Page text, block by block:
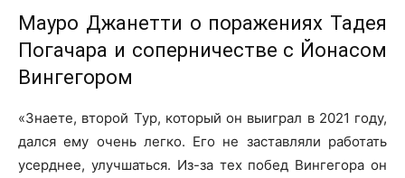
Мауро Джанетти о поражениях Тадея
Погачара и соперничестве с Йонасом
Вингегором
«Знаете, второй Тур, который он выиграл в 2021 году,
дался ему очень легко. Его не заставляли работать
усерднее, улучшаться. Из-за тех побед Вингегора он